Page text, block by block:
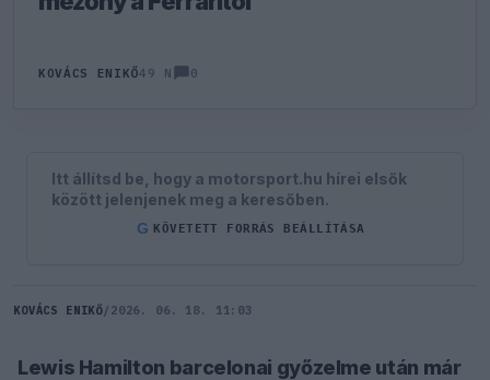
KOVÁCS ENIKŐ49 N 0
Itt állítsd be, hogy a motorsport.hu hírei elsők
között jelenjenek meg a keresőben.
G KÖVETETT FORRÁS BEÁLLÍTÁSA
KOVÁCS ENIKŐ/ 2026. 06. 18. 11:03
Lewis Hamilton barcelonai győzelme után már